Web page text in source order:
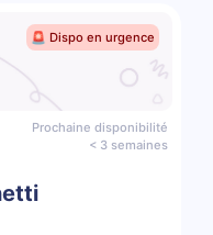
🚨 Dispo en urgence
Prochaine disponibilité
< 3 semaines